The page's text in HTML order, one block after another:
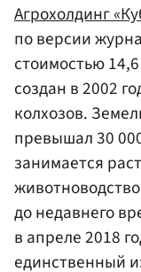
Агрохолдинг
по версии
стоимостью
создан в 2002
колхозов.
превышал 30
занимается
до недавнего
в апреле 2018
единственный